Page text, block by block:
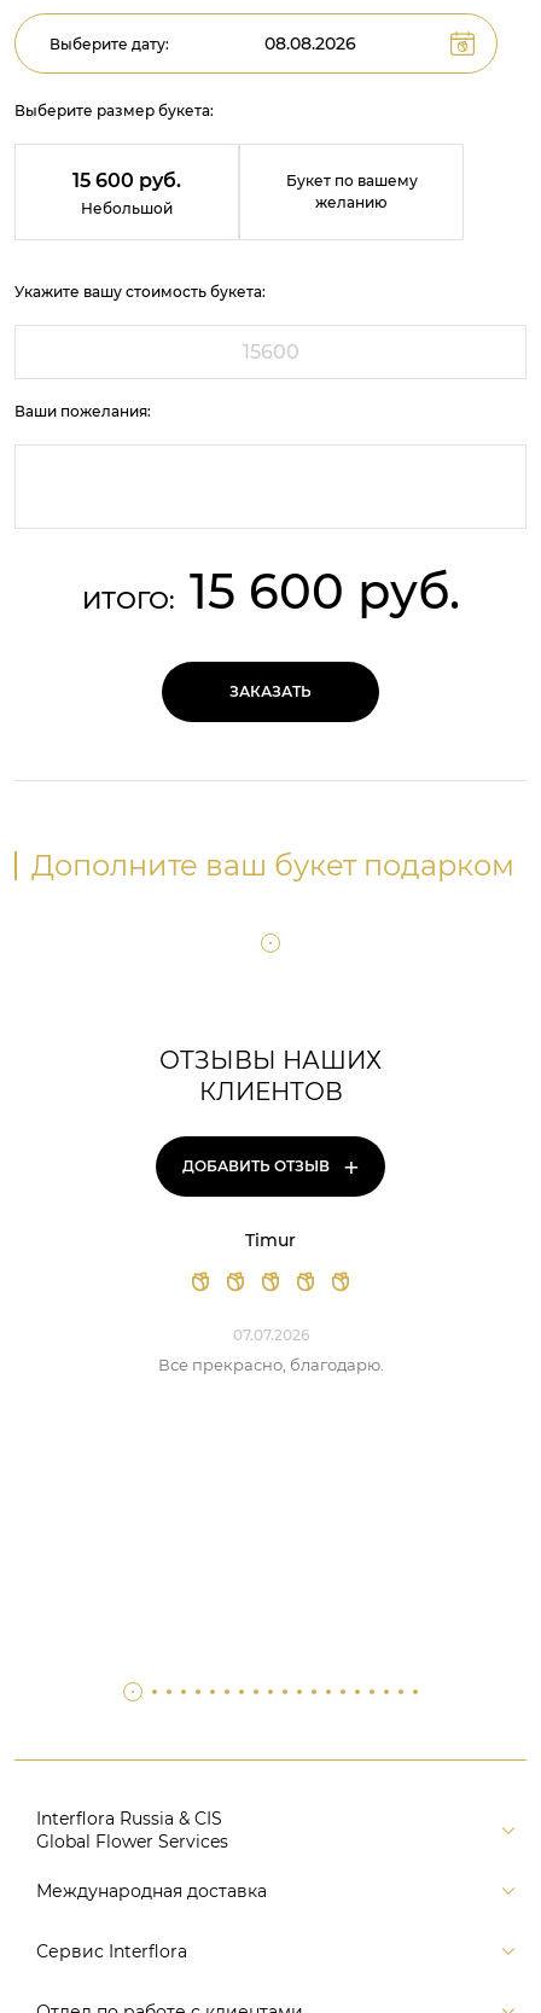
Выберите дату:
Выберите размер букета:
15 600 руб.
Небольшой
Букет по вашему
желанию
Укажите вашу стоимость букета:
Ваши пожелания:
ИТОГО: 15 600 руб.
ЗАКАЗАТЬ
Дополните ваш букет подарком
ОТЗЫВЫ НАШИХ
КЛИЕНТОВ
ДОБАВИТЬ ОТЗЫВ +
Timur
07.07.2026
Все прекрасно, благодарю.
Interflora Russia & CIS
Global Flower Services
Версия для печати
Поиск
Международная доставка
Россия
Сервис Interflora
Заказ и оплата